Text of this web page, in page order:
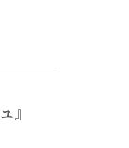
』